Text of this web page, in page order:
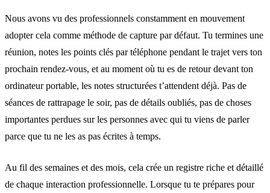
Nous avons vu des professionnels constamment en mouvement
adopter cela comme méthode de capture par défaut. Tu termines une
réunion, notes les points clés par téléphone pendant le trajet vers ton
prochain rendez-vous, et au moment où tu es de retour devant ton
ordinateur portable, les notes structurées t’attendent déjà. Pas de
séances de rattrapage le soir, pas de détails oubliés, pas de choses
importantes perdues sur les personnes avec qui tu viens de parler
parce que tu ne les as pas écrites à temps.
Au fil des semaines et des mois, cela crée un registre riche et détaillé
de chaque interaction professionnelle. Lorsque tu te prépares pour